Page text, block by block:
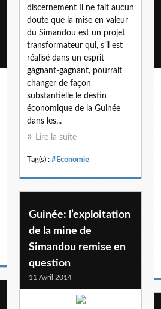
discernement Il ne fait aucun
doute que la mise en valeur
du Simandou est un projet
transformateur qui, s’il est
réalisé dans un esprit
gagnant-gagnant, pourrait
changer de façon
substantielle le destin
économique de la Guinée
dans les...
Lire la suite
Tag(s) : #Economie
Guinée: l’exploitation
de la mine de
Simandou remise en
question
11 Avril 2014